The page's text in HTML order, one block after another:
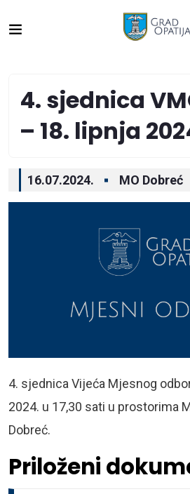
4. sjednica
– 18. lipnja
16.07.2024. MO Dobreć
4. sjednica Vijeća Mjesnog
2024. u 17,30 sati u prostorima
Dobreć.
Priloženi